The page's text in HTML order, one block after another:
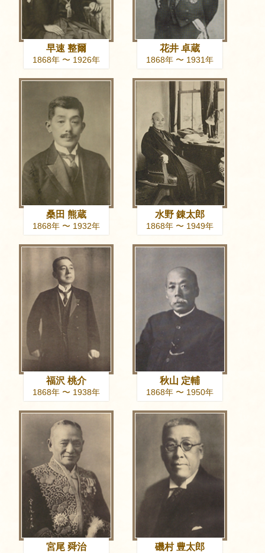
早速 整爾
1868年 〜 1926年
花井 卓蔵
1868年 〜 1931年
桑田 熊蔵
1868年 〜 1932年
水野 錬太郎
1868年 〜 1949年
福沢 桃介
1868年 〜 1938年
秋山 定輔
1868年 〜 1950年
宮尾 舜治 磯村 豊太郎